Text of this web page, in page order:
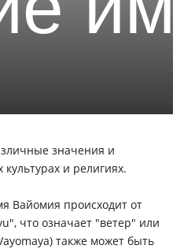
значения и
и религиях.
Вайомия происходит от
что означает "ветер" или
также может быть